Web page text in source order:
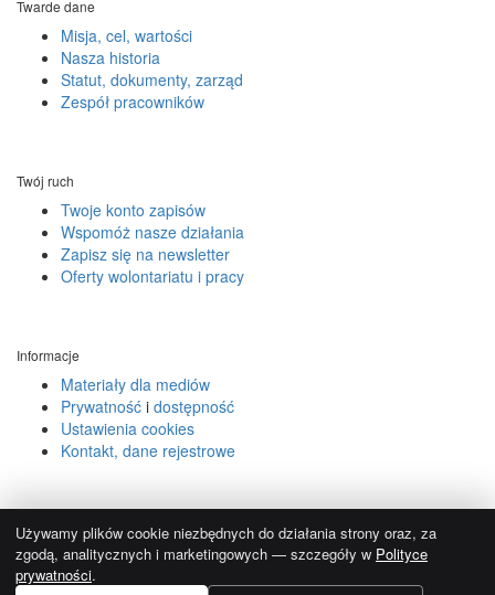
Twarde dane
Misja, cel, wartości
Nasza historia
Statut, dokumenty, zarząd
Zespół pracowników
Twój ruch
Twoje konto zapisów
Wspomóż nasze działania
Zapisz się na newsletter
Oferty wolontariatu i pracy
Informacje
Materiały dla mediów
Prywatność i dostępność
Ustawienia cookies
Kontakt, dane rejestrowe
Regulamin Google.
Używamy plików cookie niezbędnych do działania strony oraz, za
zgodą, analitycznych i marketingowych — szczegóły w Polityce
prywatności.